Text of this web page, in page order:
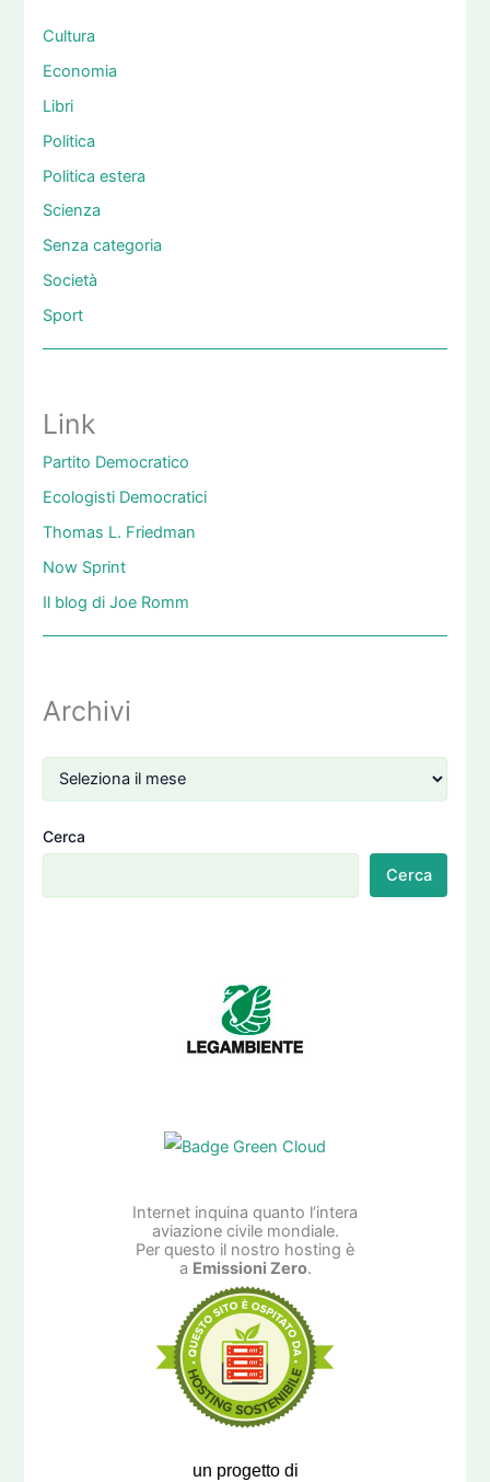
Cultura
Economia
Libri
Politica
Politica estera
Scienza
Senza categoria
Società
Sport
Link
Partito Democratico
Ecologisti Democratici
Thomas L. Friedman
Now Sprint
Il blog di Joe Romm
Archivi
Cerca
Cerca
Internet inquina quanto l’intera
aviazione civile mondiale.
Per questo il nostro hosting è
a Emissioni Zero.
un progetto di